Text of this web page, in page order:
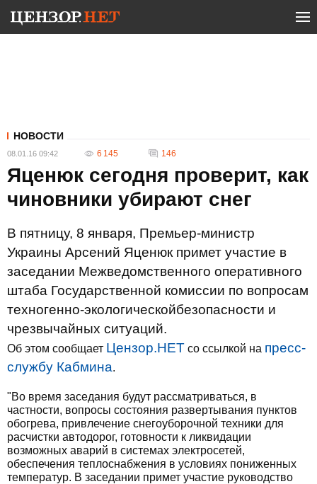
НОВОСТИ
08.01.16 09:42 6 145 146
Яценюк сегодня проверит, как
чиновники убирают снег
В пятницу, 8 января, Премьер-министр
Украины Арсений Яценюк примет участие в
заседании Межведомственного оперативного
штаба Государственной комиссии по вопросам
техногенно-экологическойбезопасности и
чрезвычайных ситуаций.
Об этом сообщает Цензор.НЕТ со ссылкой на пресс-
службу Кабмина.
"Во время заседания будут рассматриваться, в
частности, вопросы состояния развертывания пунктов
обогрева, привлечение снегоуборочной техники для
расчистки автодорог, готовности к ликвидации
возможных аварий в системах электросетей,
обеспечения теплоснабжения в условиях пониженных
температур. В заседании примет участие руководство